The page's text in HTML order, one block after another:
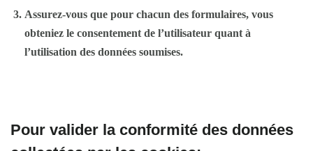
Assurez-vous que pour chacun des formulaires, vous
obteniez le consentement de l’utilisateur quant à
l’utilisation des données soumises.
Pour valider la conformité des données